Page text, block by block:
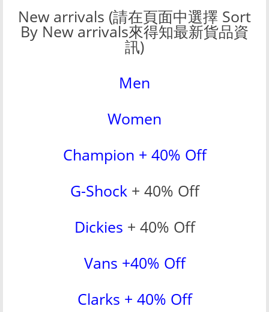
New arrivals (請在頁面中選擇 Sort
By New arrivals來得知最新貨品資
訊)
Men
Women
Champion + 40% Off
G-Shock+ 40% Off
Dickies + 40% Off
Vans +40% Off
Clarks + 40% Off